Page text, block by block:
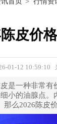
皮价
01-12
是一种非常有
小的油腺点。
那么2026陈皮